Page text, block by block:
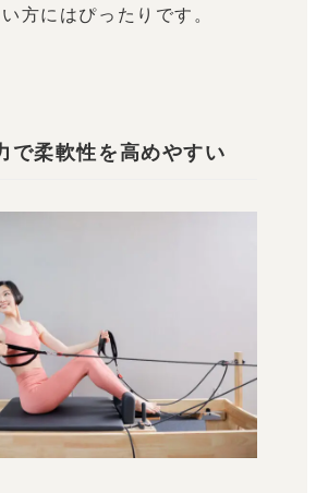
方にはぴったりです。
で柔軟性を高めやすい